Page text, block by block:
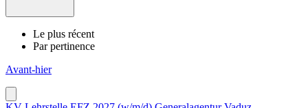
Le plus récent
Par pertinence
Avant-hier